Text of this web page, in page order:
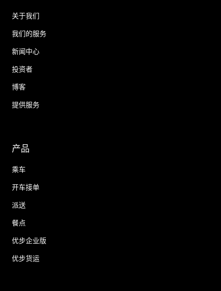
关于我们
我们的服务
新闻中心
投资者
博客
提供服务
产品
乘车
开车接单
派送
餐点
优步企业版
优步货运